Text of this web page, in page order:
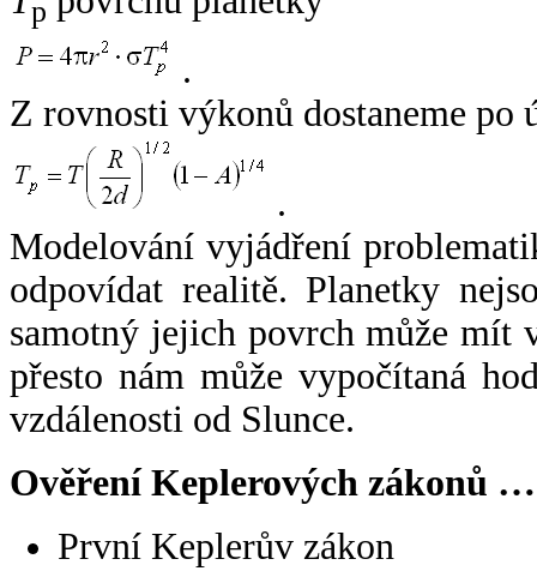
p
.
Z rovnosti výkonů dostaneme po
.
Modelování vyjádření
odpovídat realitě. Planetky
samotný jejich povrch může mít
přesto nám může vypočítaná
vzdálenosti od Slunce.
Ověření Keplerových zákonů …
První Keplerův zákon